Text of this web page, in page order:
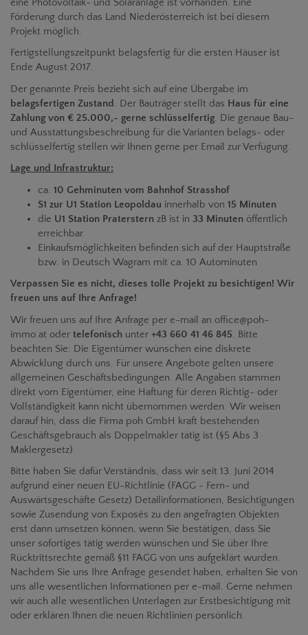
Förderung durch das Land Niederösterreich ist bei diesem
Projekt möglich.
Fertigstellungszeitpunkt belagsfertig für die ersten Häuser ist
Ende August 2017.
Der genannte Preis bezieht sich auf eine Übergabe im
belagsfertigen Zustand . Der Bauträger stellt das Haus für eine
Zahlung von € 25.000,- gerne schlüsselfertig. Die genaue Bau-
und Ausstattungsbeschreibung für die Varianten belags- oder
schlüsselfertig stellen wir Ihnen gerne per Email zur Verfügung.
Lage und Infrastruktur:
ca. 10 Gehminuten vom Bahnhof Strasshof
S1 zur U1 Station Leopoldau innerhalb von 15 Minuten
die U1 Station Praterstern zB ist in 33 Minuten öffentlich
erreichbar.
Einkaufsmöglichkeiten befinden sich auf der Hauptstraße
bzw. in Deutsch Wagram mit ca. 10 Autominuten
Verpassen Sie es nicht, dieses tolle Projekt zu besichtigen! Wir
freuen uns auf Ihre Anfrage!
Wir freuen uns auf Ihre Anfrage per e-mail an office@poh-
immo.at oder telefonisch unter +43 660 41 46 845. Bitte
beachten Sie: Die Eigentümer wünschen eine diskrete
Abwicklung durch uns. Für unsere Angebote gelten unsere
allgemeinen Geschäftsbedingungen. Alle Angaben stammen
direkt vom Eigentümer, eine Haftung für deren Richtig- oder
Vollständigkeit kann nicht übernommen werden. Wir weisen
darauf hin, dass die Firma poh GmbH kraft bestehenden
Geschäftsgebrauch als Doppelmakler tätig ist (§5 Abs 3
Maklergesetz).
Bitte haben Sie dafür Verständnis, dass wir seit 13. Juni 2014
aufgrund einer neuen EU-Richtlinie (FAGG - Fern- und
Auswärtsgeschäfte Gesetz) Detailinformationen, Besichtigungen
sowie Zusendung von Exposés zu den angefragten Objekten
erst dann umsetzen können, wenn Sie bestätigen, dass Sie
unser sofortiges tätig werden wünschen und Sie über Ihre
Rücktrittsrechte gemäß §11 FAGG von uns aufgeklärt wurden.
Nachdem Sie uns Ihre Anfrage gesendet haben, erhalten Sie von
uns alle wesentlichen Informationen per e-mail. Gerne nehmen
wir auch alle wesentlichen Unterlagen zur Erstbesichtigung mit
oder erklären Ihnen die neuen Richtlinien persönlich.